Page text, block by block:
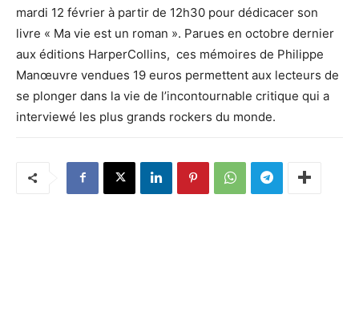
mardi 12 février à partir de 12h30 pour dédicacer son
livre « Ma vie est un roman ». Parues en octobre dernier
aux éditions HarperCollins, ces mémoires de Philippe
Manœuvre vendues 19 euros permettent aux lecteurs de
se plonger dans la vie de l’incontournable critique qui a
interviewé les plus grands rockers du monde.